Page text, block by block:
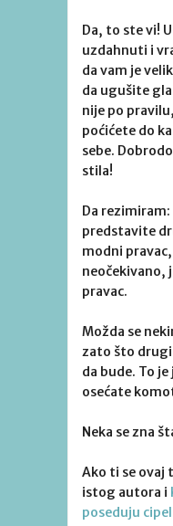
Da, to ste vi!
uzdahnuti i
da vam je
da ugušite
nije po
poćićete do
sebe.
stila!
Da rezimiram:
predstavite
modni
neočekivano,
pravac.
Možda se
zato što
da bude. To je
osećate
Neka se zna
Ako ti se ovaj
istog autora i
poseduju